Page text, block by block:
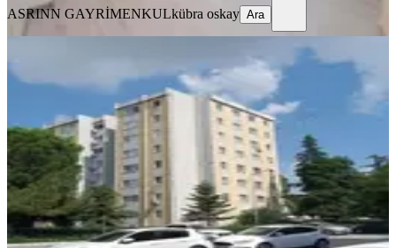
ASRINN GAYRİMENKULkübra oskay Ara
Yahya Kaptan Mahallesi'nde
Bulunan 3+1 Dairemiz Satılıktır
İzmit, Yahyakaptan Mahallesi
3+1· 125 m² 6. Kat ·20.07.2026
6.750.000 ₺
Ocean GayrimenkulNuriye Köksal